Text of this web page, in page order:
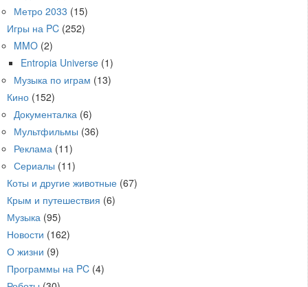
Метро 2033 (15)
Игры на PC (252)
MMO (2)
Entropia Universe (1)
Музыка по играм (13)
Кино (152)
Документалка (6)
Мультфильмы (36)
Реклама (11)
Сериалы (11)
Коты и другие животные (67)
Крым и путешествия (6)
Музыка (95)
Новости (162)
О жизни (9)
Программы на PC (4)